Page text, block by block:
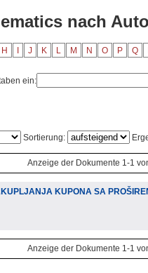
nach
H J K L M N O P Q
ein:
Sortierung:
Anzeige der Dokumente 1-1
KUPONA SA
Anzeige der Dokumente 1-1